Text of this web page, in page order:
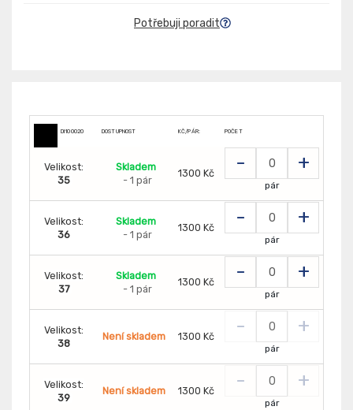
Potřebuji poradit
DI100020 DOSTUPNOST KČ/PÁR: POČET
Velikost:
35
Skladem
- 1 pár
1300 Kč - +
pár
Velikost:
36
Skladem
- 1 pár
1300 Kč - +
pár
Velikost:
37
Skladem
- 1 pár
1300 Kč - +
pár
Velikost:
38
Není skladem 1300 Kč - +
pár
Velikost:
39
Není skladem 1300 Kč - +
pár